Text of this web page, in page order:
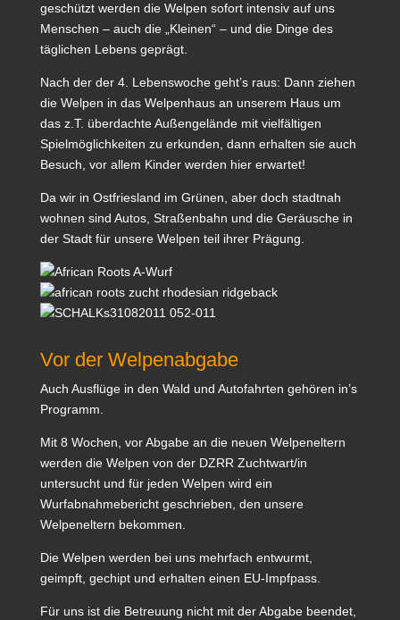
geschützt werden die Welpen sofort intensiv auf uns
Menschen – auch die „Kleinen“ – und die Dinge des
täglichen Lebens geprägt.
Nach der der 4. Lebenswoche geht’s raus: Dann ziehen
die Welpen in das Welpenhaus an unserem Haus um
das z.T. überdachte Außengelände mit vielfältigen
Spielmöglichkeiten zu erkunden, dann erhalten sie auch
Besuch, vor allem Kinder werden hier erwartet!
Da wir in Ostfriesland im Grünen, aber doch stadtnah
wohnen sind Autos, Straßenbahn und die Geräusche in
der Stadt für unsere Welpen teil ihrer Prägung.
Vor der Welpenabgabe
Auch Ausflüge in den Wald und Autofahrten gehören in’s
Programm.
Mit 8 Wochen, vor Abgabe an die neuen Welpeneltern
werden die Welpen von der DZRR Zuchtwart/in
untersucht und für jeden Welpen wird ein
Wurfabnahmebericht geschrieben, den unsere
Welpeneltern bekommen.
Die Welpen werden bei uns mehrfach entwurmt,
geimpft, gechipt und erhalten einen EU-Impfpass.
Für uns ist die Betreuung nicht mit der Abgabe beendet,